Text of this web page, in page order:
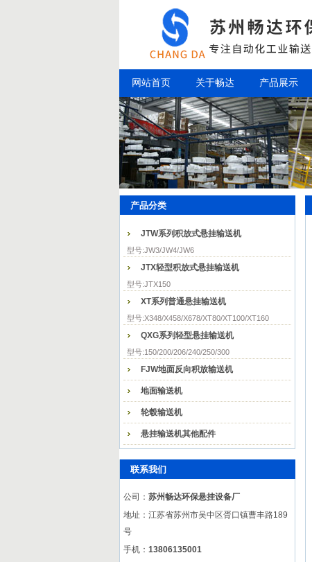
网站首页 关于畅达 产品展示
产品分类
JTW系列积放式悬挂输送机
型号:JW3/JW4/JW6
JTX轻型积放式悬挂输送机
型号:JTX150
XT系列普通悬挂输送机
型号:X348/X458/X678/XT80/XT100/XT160
QXG系列轻型悬挂输送机
型号:150/200/206/240/250/300
FJW地面反向积放输送机
地面输送机
轮毂输送机
悬挂输送机其他配件
联系我们
公司： 苏州畅达环保悬挂设备厂
地址：江苏省苏州市吴中区胥口镇曹丰路189
号
手机： 13806135001